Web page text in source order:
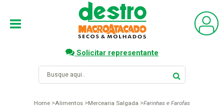
Solicitar representante
Home Alimentos Mercearia Salgada Farinhas e Farofas